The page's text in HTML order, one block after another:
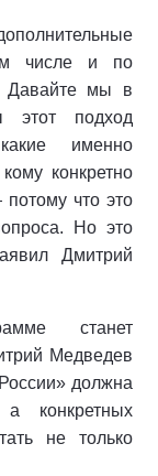
числе и по
Давайте мы в
этот подход
именно
конкретно
что это
Но это
Дмитрий
станет
Медведев
должна
конкретных
не только